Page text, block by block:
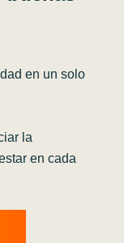
en un solo
la
en cada